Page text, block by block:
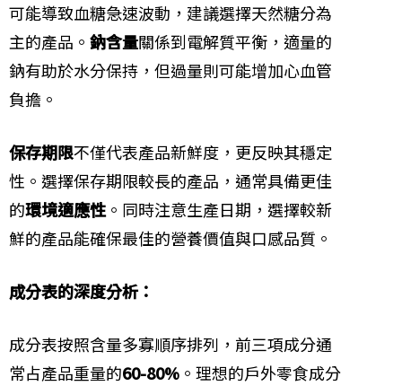
可能導致血糖急速波動，建議選擇天然糖分為
主的產品。 鈉含量關係到電解質平衡，適量的
鈉有助於水分保持，但過量則可能增加心血管
負擔。
保存期限不僅代表產品新鮮度，更反映其穩定
性。選擇保存期限較長的產品，通常具備更佳
的環境適應性。同時注意生產日期，選擇較新
鮮的產品能確保最佳的營養價值與口感品質。
成分表的深度分析：
成分表按照含量多寡順序排列，前三項成分通
常占產品重量的60-80% 。理想的戶外零食成分